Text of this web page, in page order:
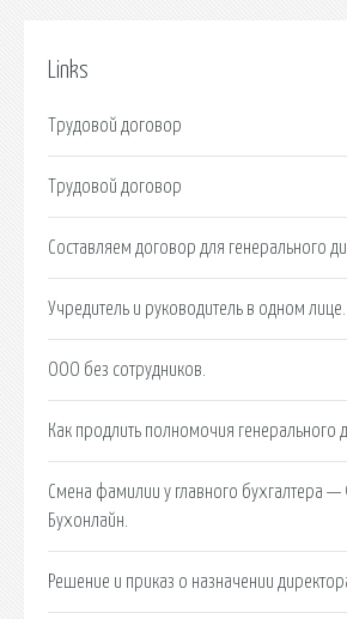
Links
Трудовой договор
Трудовой договор
Составляем договор для генерального
Учредитель и руководитель в одном лице.
ООО без сотрудников.
Как продлить полномочия генерального
Смена фамилии у главного бухгалтера
Бухонлайн.
Решение и приказ о назначении